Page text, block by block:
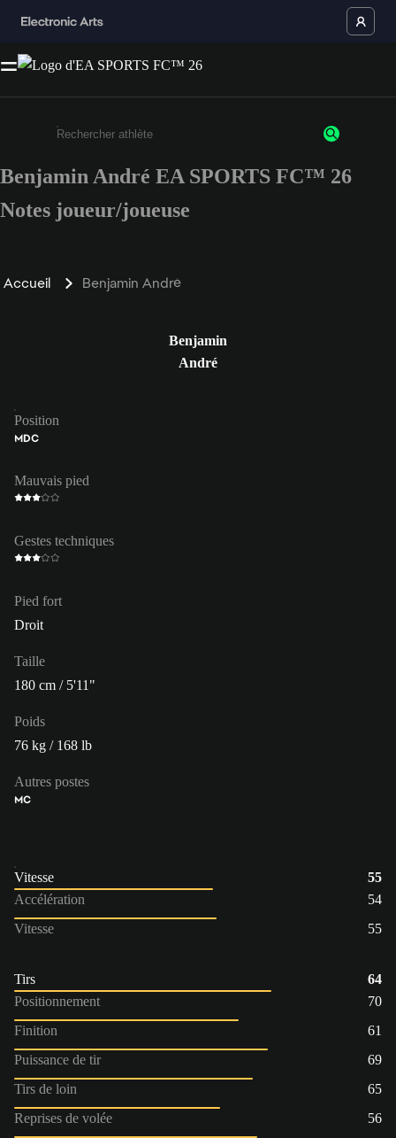
Saisissez au moins 3 caractères ou chiffres.
Benjamin André EA SPORTS FC™ 26
Notes joueur/joueuse
Accueil Benjamin André
Benjamin
André
Position
MDC
Mauvais pied
Gestes techniques
Pied fort
Droit
Taille
180 cm / 5'11"
Poids
76 kg / 168 lb
Autres postes
MC
Vitesse
55
Accélération
54
Vitesse
55
Tirs
64
Positionnement
70
Finition
61
Puissance de tir
69
Tirs de loin
65
Reprises de volée
56